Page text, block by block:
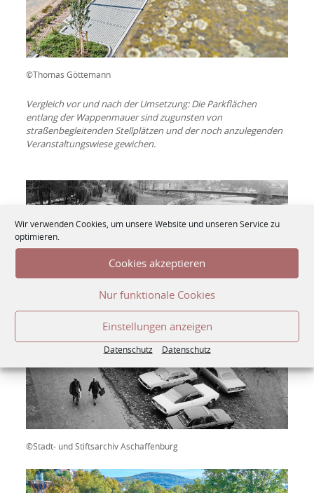
Wir verwenden Cookies, um unsere Website und unseren Service zu
optimieren.
Cookies akzeptieren
Nur funktionale Cookies
Einstellungen anzeigen
Datenschutz Datenschutz
©Thomas Göttemann
Vergleich vor und nach der Umsetzung: Die Parkflächen
entlang der Wappenmauer sind zugunsten von
straßenbegleitenden Stellplätzen und der noch anzulegenden
Veranstaltungswiese gewichen.
©Stadt- und Stiftsarchiv Aschaffenburg